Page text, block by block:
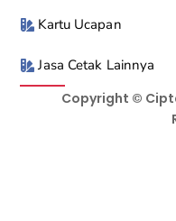
Kartu Ucapan
Jasa Cetak Lainnya
Copyright ©